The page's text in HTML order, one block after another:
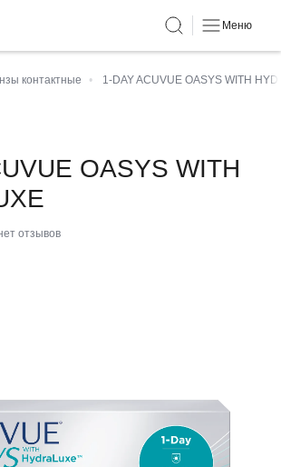
Меню
контактные • 1-DAY ACUVUE OASYS WITH
OASYS WITH
отзывов